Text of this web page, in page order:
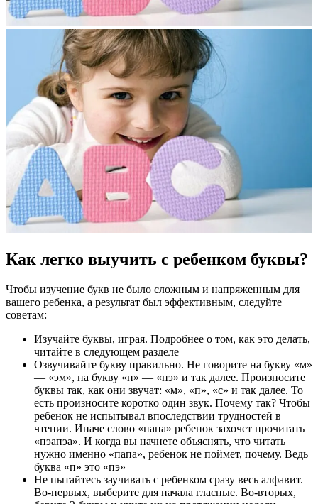
Как легко выучить с ребенком буквы?
Чтобы изучение букв не было сложным и напряженным для
вашего ребенка, а результат был эффективным, следуйте
советам:
Изучайте буквы, играя. Подробнее о том, как это делать,
читайте в следующем разделе
Озвучивайте букву правильно. Не говорите на букву «м»
— «эм», на букву «п» — «пэ» и так далее. Произносите
буквы так, как они звучат: «м», «п», «с» и так далее. То
есть произносите коротко один звук. Почему так? Чтобы
ребенок не испытывал впоследствии трудностей в
чтении. Иначе слово «папа» ребенок захочет прочитать
«пэапэа». И когда вы начнете объяснять, что читать
нужно именно «папа», ребенок не поймет, почему. Ведь
буква «п» это «пэ»
Не пытайтесь заучивать с ребенком сразу весь алфавит.
Во-первых, выберите для начала гласные. Во-вторых,